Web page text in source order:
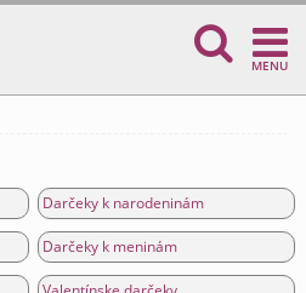
MENU
Darčeky k narodeninám
Darčeky k meninám